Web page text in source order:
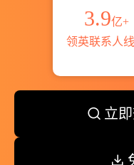
3.9亿+
领英联系人
立